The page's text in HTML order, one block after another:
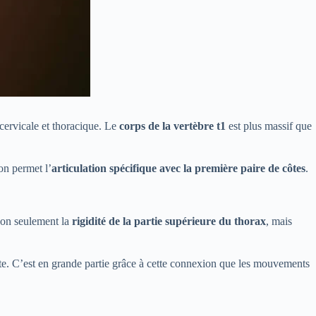
et thoracique. Le corps de la vertèbre t1 est plus massif que
permet l’articulation spécifique avec la première paire de côtes.
seulement la rigidité de la partie supérieure du thorax, mais
C’est en grande partie grâce à cette connexion que les mouvements